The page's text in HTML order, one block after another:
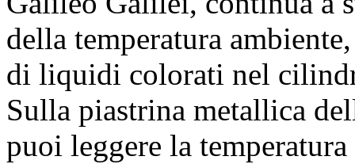
della temperatura
di liquidi colorati nel
Sulla piastrina metallica
puoi leggere la temperatura